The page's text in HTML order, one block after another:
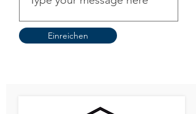
Einreichen